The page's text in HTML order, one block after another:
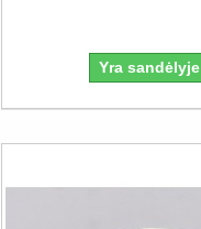
Yra sandėlyje